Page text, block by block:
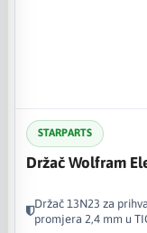
STARPARTS
Držač Wolfram
Držač 13N23 za
promjera 2,4 mm u